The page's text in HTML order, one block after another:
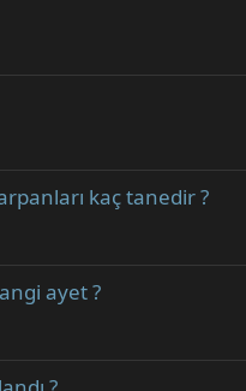
kaç tanedir ?
ayet ?